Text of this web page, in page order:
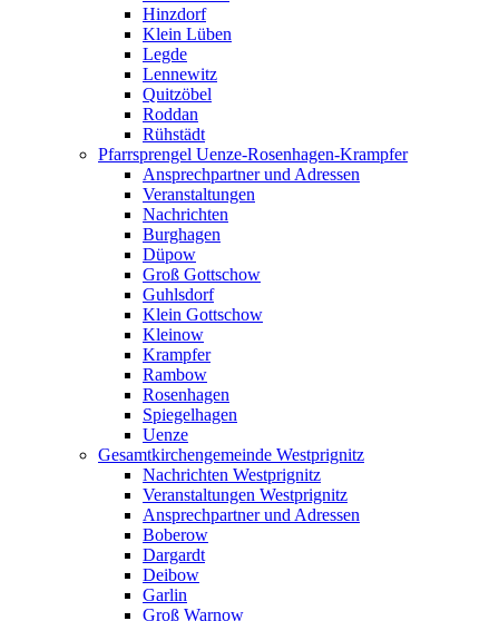
Hinzdorf
Klein Lüben
Legde
Lennewitz
Quitzöbel
Roddan
Rühstädt
Pfarrsprengel Uenze-Rosenhagen-Krampfer
Ansprechpartner und Adressen
Veranstaltungen
Nachrichten
Burghagen
Düpow
Groß Gottschow
Guhlsdorf
Klein Gottschow
Kleinow
Krampfer
Rambow
Rosenhagen
Spiegelhagen
Uenze
Gesamtkirchengemeinde Westprignitz
Nachrichten Westprignitz
Veranstaltungen Westprignitz
Ansprechpartner und Adressen
Boberow
Dargardt
Deibow
Garlin
Groß Warnow